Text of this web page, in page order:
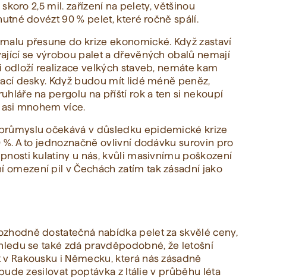
2,5 mil. zařízení na pelety, většinou
dovézt 90 % pelet, které ročně spálí.
přesune do krize ekonomické. Když zastaví
se výrobou palet a dřevěných obalů nemají
odloží realizace velkých staveb, nemáte kam
desky. Když budou mít lidé méně peněz,
na pergolu na příští rok a ten si nekoupí
mnohem více.
očekává v důsledku epidemické krize
A to jednoznačně ovlivní dodávku surovin pro
kulatiny u nás, kvůli masivnímu poškození
omezení pil v Čechách zatím tak zásadní jako
dostatečná nabídka pelet za skvělé ceny,
se také zdá pravděpodobné, že letošní
Rakousku i Německu, která nás zásadně
zesilovat poptávka z Itálie v průběhu léta